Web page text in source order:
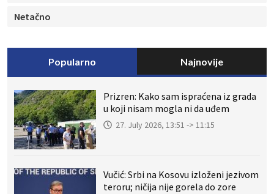
Netačno
Popularno Najnovije
Prizren: Kako sam ispraćena iz grada
u koji nisam mogla ni da uđem
27. July 2026, 13:51 -> 11:15
Vučić: Srbi na Kosovu izloženi jezivom
teroru; ničija nije gorela do zore